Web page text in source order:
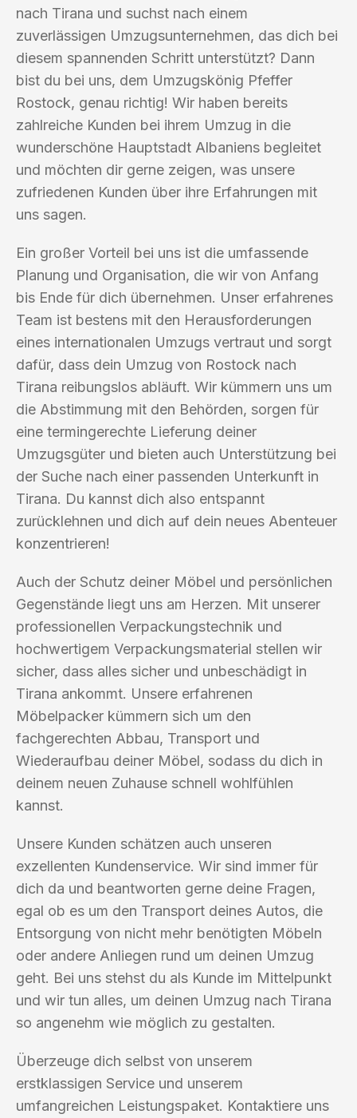
nach Tirana und suchst nach einem
zuverlässigen Umzugsunternehmen, das dich bei
diesem spannenden Schritt unterstützt? Dann
bist du bei uns, dem Umzugskönig Pfeffer
Rostock, genau richtig! Wir haben bereits
zahlreiche Kunden bei ihrem Umzug in die
wunderschöne Hauptstadt Albaniens begleitet
und möchten dir gerne zeigen, was unsere
zufriedenen Kunden über ihre Erfahrungen mit
uns sagen.
Ein großer Vorteil bei uns ist die umfassende
Planung und Organisation, die wir von Anfang
bis Ende für dich übernehmen. Unser erfahrenes
Team ist bestens mit den Herausforderungen
eines internationalen Umzugs vertraut und sorgt
dafür, dass dein Umzug von Rostock nach
Tirana reibungslos abläuft. Wir kümmern uns um
die Abstimmung mit den Behörden, sorgen für
eine termingerechte Lieferung deiner
Umzugsgüter und bieten auch Unterstützung bei
der Suche nach einer passenden Unterkunft in
Tirana. Du kannst dich also entspannt
zurücklehnen und dich auf dein neues Abenteuer
konzentrieren!
Auch der Schutz deiner Möbel und persönlichen
Gegenstände liegt uns am Herzen. Mit unserer
professionellen Verpackungstechnik und
hochwertigem Verpackungsmaterial stellen wir
sicher, dass alles sicher und unbeschädigt in
Tirana ankommt. Unsere erfahrenen
Möbelpacker kümmern sich um den
fachgerechten Abbau, Transport und
Wiederaufbau deiner Möbel, sodass du dich in
deinem neuen Zuhause schnell wohlfühlen
kannst.
Unsere Kunden schätzen auch unseren
exzellenten Kundenservice. Wir sind immer für
dich da und beantworten gerne deine Fragen,
egal ob es um den Transport deines Autos, die
Entsorgung von nicht mehr benötigten Möbeln
oder andere Anliegen rund um deinen Umzug
geht. Bei uns stehst du als Kunde im Mittelpunkt
und wir tun alles, um deinen Umzug nach Tirana
so angenehm wie möglich zu gestalten.
Überzeuge dich selbst von unserem
erstklassigen Service und unserem
umfangreichen Leistungspaket. Kontaktiere uns